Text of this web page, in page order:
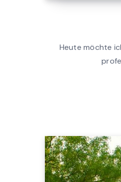
Heute möchte